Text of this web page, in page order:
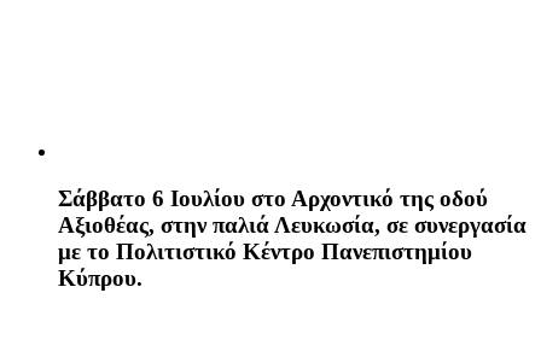
Σάββατο 6 Ιουλίου στο Αρχοντικό της οδού
Αξιοθέας, στην παλιά Λευκωσία, σε συνεργασία
με το Πολιτιστικό Κέντρο Πανεπιστημίου
Κύπρου.